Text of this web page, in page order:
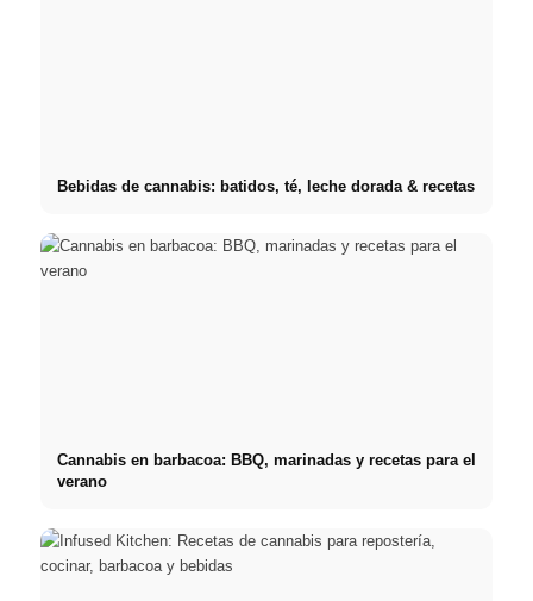
Bebidas de cannabis: batidos, té, leche dorada & recetas
Cannabis en barbacoa: BBQ, marinadas y recetas para el
verano